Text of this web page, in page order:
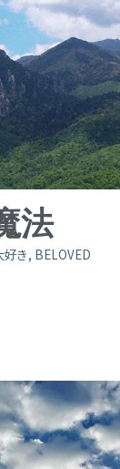
法
好き, BELOVED